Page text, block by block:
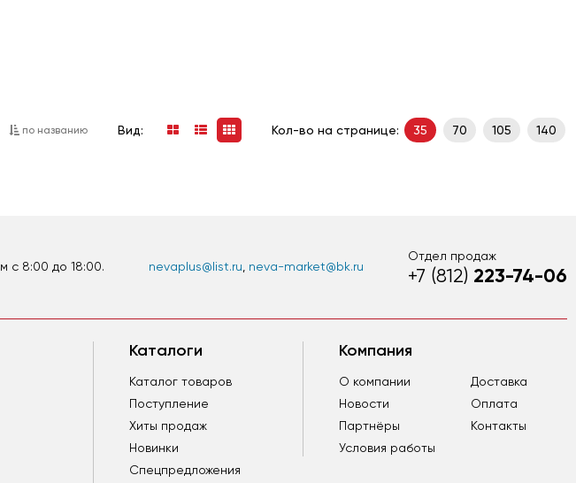
по названию Вид: Кол-во на странице: 35 70 105 140
Отдел продаж
+7 (812) 223-74-06
nevaplus@list.ru neva-market@bk.ru
c 8:00 до 18:00.
Компания
О компании
Новости
Партнёры
Условия работы
Доставка
Оплата
Контакты
Каталоги
Каталог товаров
Поступление
Хиты продаж
Новинки
Спецпредложения